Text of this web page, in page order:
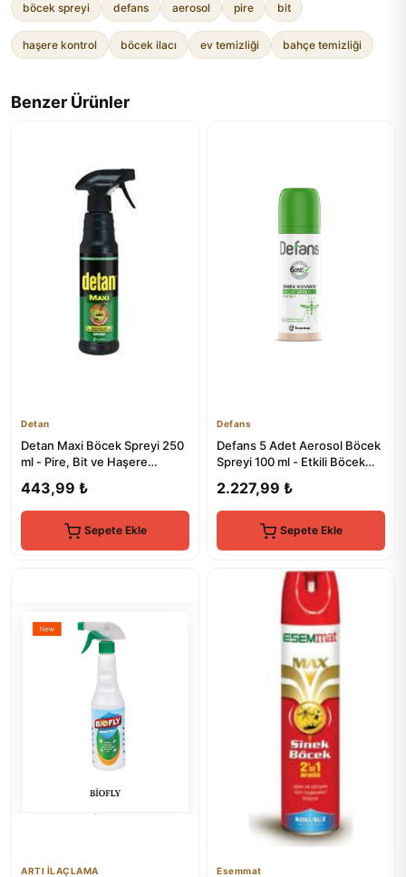
böcek spreyi defans aerosol pire bit
haşere kontrol böcek ilacı ev temizliği bahçe temizliği
Benzer Ürünler
Detan
Detan Maxi Böcek Spreyi 250
ml - Pire, Bit ve Haşere
443,99 ₺
Sepete Ekle
Defans
Defans 5 Adet Aerosol Böcek
Spreyi 100 ml - Etkili Böcek
2.227,99 ₺
Sepete Ekle
ARTI İLAÇLAMA Esemmat